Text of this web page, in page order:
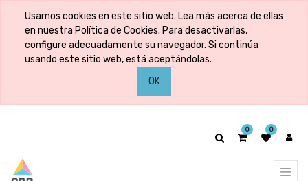
Usamos cookies en este sitio web. Lea más acerca de ellas
en nuestra Política de Cookies. Para desactivarlas,
configure adecuadamente su navegador. Si continúa
usando este sitio web, está aceptándolas.
OK
0 0